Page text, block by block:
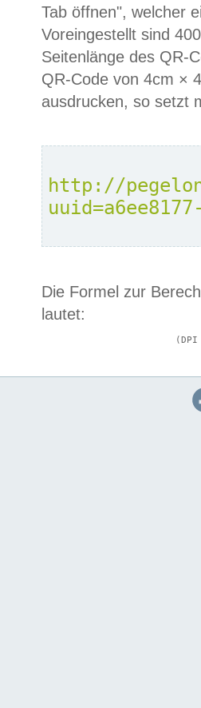
Tab öffnen", welcher
Voreingestellt sind
Seitenlänge des QR-
QR-Code von 4cm ×
ausdrucken, so setzt
http://
Die Formel zur
lautet: